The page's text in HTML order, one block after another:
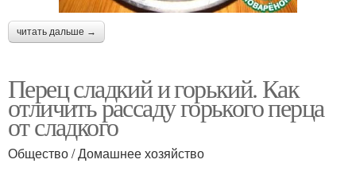
читать дальше →
Перец сладкий и горький. Как
отличить рассаду горького перца
от сладкого
Общество / Домашнее хозяйство